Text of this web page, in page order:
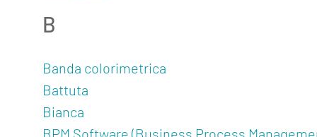
B
Banda colorimetrica
Battuta
Bianca